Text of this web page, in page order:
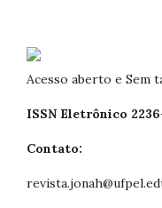
Acesso aberto e Sem
ISSN Eletrônico
Contato: